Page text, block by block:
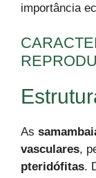
importância
As
vasculares,
pteridófitas.